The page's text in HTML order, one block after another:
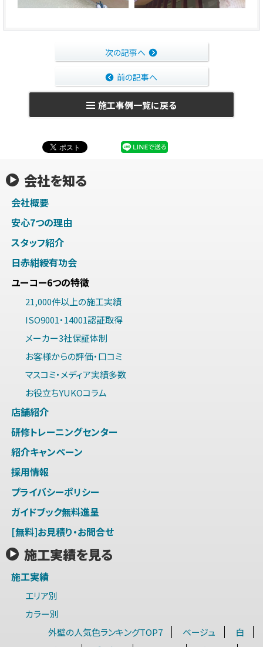
次の記事へ
前の記事へ
施工事例一覧に戻る
会社を知る
会社概要
安心7つの理由
スタッフ紹介
日赤紺綬有功会
ユーコー6つの特徴
21,000件以上の施工実績
ISO9001・14001認証取得
メーカー3社保証体制
お客様からの評価・口コミ
マスコミ・メディア実績多数
お役立ちYUKOコラム
店舗紹介
研修トレーニングセンター
紹介キャンペーン
採用情報
プライバシーポリシー
ガイドブック無料進呈
[無料]お見積り・お問合せ
施工実績を見る
施工実績
エリア別
カラー別
外壁の人気色ランキングTOP7
ベージュ
白